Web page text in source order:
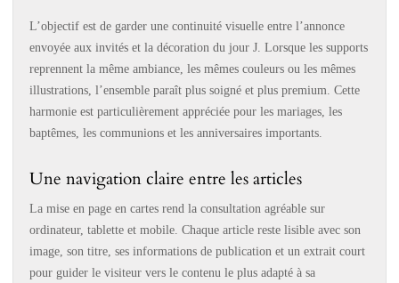
L’objectif est de garder une continuité visuelle entre l’annonce
envoyée aux invités et la décoration du jour J. Lorsque les supports
reprennent la même ambiance, les mêmes couleurs ou les mêmes
illustrations, l’ensemble paraît plus soigné et plus premium. Cette
harmonie est particulièrement appréciée pour les mariages, les
baptêmes, les communions et les anniversaires importants.
Une navigation claire entre les articles
La mise en page en cartes rend la consultation agréable sur
ordinateur, tablette et mobile. Chaque article reste lisible avec son
image, son titre, ses informations de publication et un extrait court
pour guider le visiteur vers le contenu le plus adapté à sa